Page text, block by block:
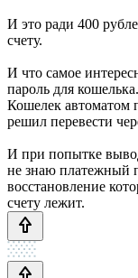
И это ради 400
счету.
И что самое
пароль для кошелька.
Кошелек автоматом
решил перевести
И при попытке
не знаю платежный
восстановление
счету лежит.